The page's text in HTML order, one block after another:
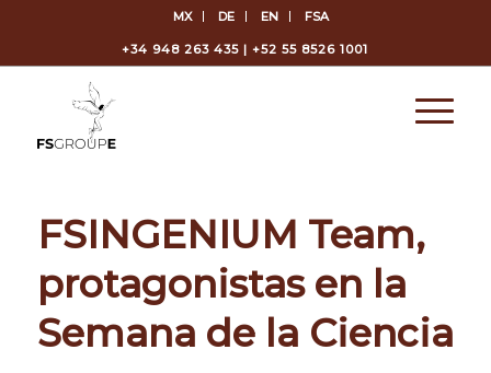
MX DE EN FSA
+34 948 263 435 | +52 55 8526 1001
FSINGENIUM Team,
protagonistas en la
Semana de la Ciencia